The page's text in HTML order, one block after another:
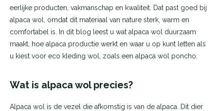
eerlijke producten, vakmanschap en kwaliteit. Dat past goed bij
alpaca wol, omdat dit materiaal van nature sterk, warm en
comfortabel is. In dit blog leest u wat alpaca wol duurzaam
maakt, hoe alpaca productie werkt en waar u op kunt letten als
u kiest voor eco kleding wol, zoals een alpaca wol poncho.
Wat is alpaca wol precies?
Alpaca wol is de vezel die afkomstig is van de alpaca. Dit dier